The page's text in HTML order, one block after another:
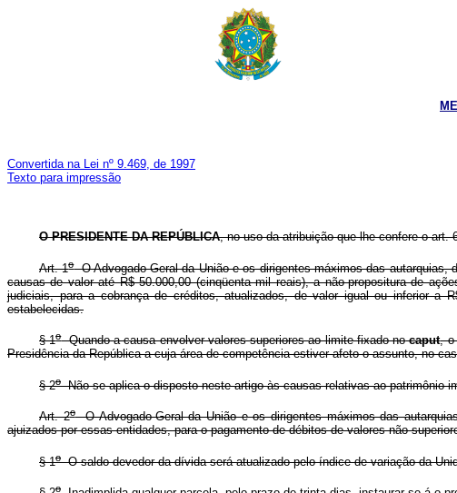
Convertida na Lei nº 9.469, de 1997
Texto para impressão
O PRESIDENTE DA REPÚBLICA, no uso da atribuição que lhe confere o
Art. 1oO Advogado-Geral da União e os dirigentes máximos das autarquias,
causas de valor até R$ 50.000,00 (cinqüenta mil reais), a não-propositura de
judiciais, para a cobrança de créditos, atualizados, de valor igual ou inferior a
estabelecidas.
§ 1oQuando a causa envolver valores superiores ao limite fixado nocaput, o
Presidência da República a cuja área de competência estiver afeto o assunto, no
§ 2oNão se aplica o disposto neste artigo às causas relativas ao patrimônio
Art. 2oO Advogado-Geral da União e os dirigentes máximos das
ajuizados por essas entidades, para o pagamento de débitos de valores não
§ 1oO saldo devedor da dívida será atualizado pelo índice de variação da
o